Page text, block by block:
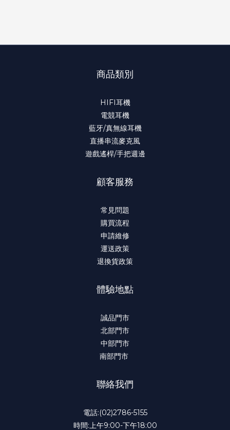
商品類別
HIFI耳機
電競耳機
藍牙/真無線耳機
直播串流麥克風
遊戲遙桿/手把週邊
顧客服務
常見問題
購買流程
申請維修
運送政策
退換貨政策
體驗地點
誠品門市
北部門市
中部門市
南部門市
聯絡我們
電話:(02)2786-5155
時間:上午9:00-下午18:00